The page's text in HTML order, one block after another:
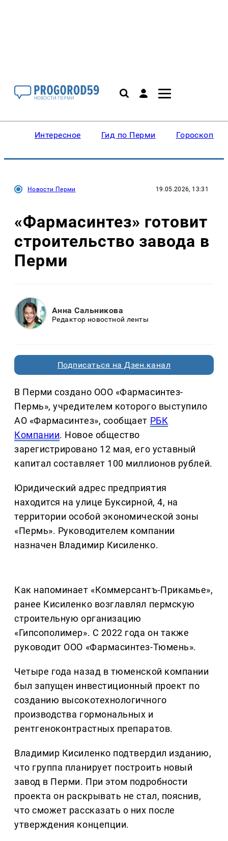
Интересное Гид по Перми Гороскопы
Новости Перми 19.05.2026, 13:31
«Фармасинтез» готовит
строительство завода в
Перми
Анна Сальникова
Редактор новостной ленты
Подписаться на Дзен.канал
В Перми создано ООО «Фармасинтез-
Пермь», учредителем которого выступило
АО «Фармасинтез», сообщает РБК
Компании. Новое общество
зарегистрировано 12 мая, его уставный
капитал составляет 100 миллионов рублей.
Юридический адрес предприятия
находится на улице Буксирной, 4, на
территории особой экономической зоны
«Пермь». Руководителем компании
назначен Владимир Кисиленко.
Как напоминает «Коммерсантъ-Прикамье»,
ранее Кисиленко возглавлял пермскую
строительную организацию
«Гипсополимер». С 2022 года он также
руководит ООО «Фармасинтез-Тюмень».
Четыре года назад в тюменской компании
был запущен инвестиционный проект по
созданию высокотехнологичного
производства гормональных и
рентгеноконтрастных препаратов.
Владимир Кисиленко подтвердил изданию,
что группа планирует построить новый
завод в Перми. При этом подробности
проекта он раскрывать не стал, пояснив,
что сможет рассказать о них после
утверждения концепции.